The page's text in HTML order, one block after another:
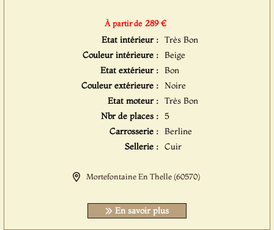
À partir de 289 €
Etat intérieur : Très Bon
Couleur intérieure : Beige
Etat extérieur : Bon
Couleur extérieure : Noire
Etat moteur : Très Bon
Nbr de places : 5
Carrosserie : Berline
Sellerie : Cuir
Mortefontaine En Thelle (60570)
En savoir plus